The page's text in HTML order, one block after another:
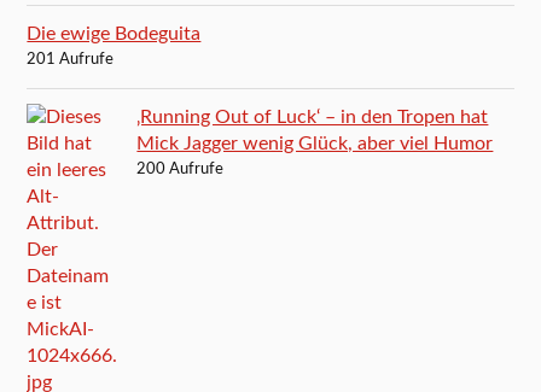
Die ewige Bodeguita
201 Aufrufe
‚Running Out of Luck‘ – in den Tropen hat
Mick Jagger wenig Glück, aber viel Humor
200 Aufrufe